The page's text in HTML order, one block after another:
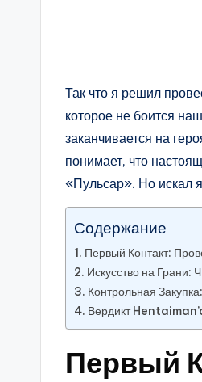
Так что я решил
которое не боится
заканчивается на
понимает, что
«Пульсар». Но искал
Содержание
Первый Контакт:
Искусство на Грани:
Контрольная
Вердикт
Первый